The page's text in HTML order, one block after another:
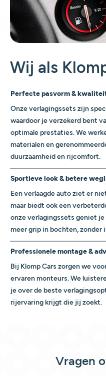
Wij als
Perfecte pasvorm &
Onze verlagingssets zijn
waardoor je verzekerd bent
optimale prestaties. We
materialen en
duurzaamheid en rijcomfort.
Sportieve look & betere
Een verlaagde auto ziet er
maar biedt ook een
onze verlagingssets geniet
meer grip in bochten, zonder
Professionele montage &
Bij Klomp Cars zorgen we
ervaren monteurs. We
je over de beste
rijervaring krijgt die jij zoekt.
Vragen